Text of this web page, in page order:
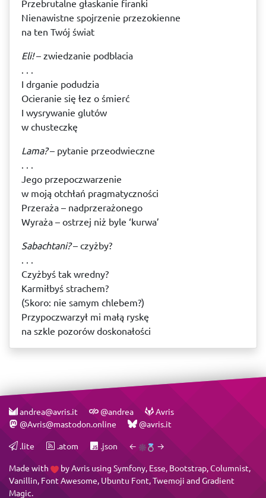
Przebrutalne głaskanie firanki
Nienawistne spojrzenie przezokienne
na ten Twój świat
Eli!– zwiedzanie podblacia
. . .
I drganie podudzia
Ocieranie się łez o śmierć
I wysrywanie glutów
w chusteczkę
Lama?– pytanie przeodwieczne
. . .
Jego przepoczwarzenie
w moją otchłań pragmatyczności
Przeraża – nadprzerażonego
Wyraża – ostrzej niż byle ‘kurwa’
Sabachtani?– czyżby?
. . .
Czyżbyś tak wredny?
Karmiłbyś strachem?
(Skoro: nie samym chlebem?)
Przypoczwarzył mi małą ryskę
na szkle pozorów doskonałości
andrea@avris.it @andrea
Avris
@Avris@mastodon.online
@avris.it
.lite .atom .json ← →
Made with byAvris using Symfony, Esse, Bootstrap,Columnist,
Vanillin, Font Awesome, Ubuntu Font,Twemoji andGradient
Magic.